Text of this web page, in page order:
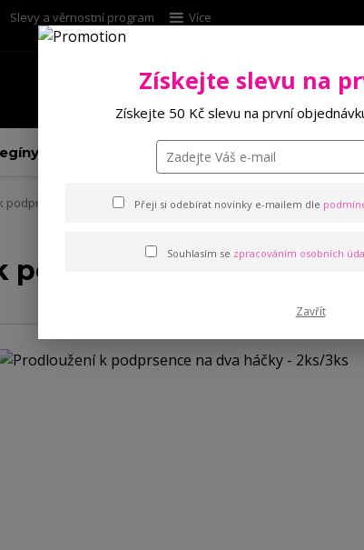
Slevy a věrnostní program
Více
Punčochové zboží
podprsence na dva háčky - 2ks/3ks
na dva
Získejte slevu na
Získejte 50 Kč slevu na první
Přeji si odebírat novinky e-mailem dle
Souhlasím se zpracováním osobních
Zavřít